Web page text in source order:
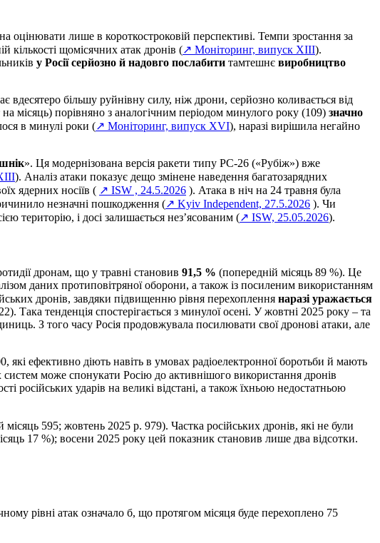
оцінювати лише в короткостроковій перспективі. Темпи зростання за
кількості щомісячних атак дронів (↗ Моніторинг, випуск XIII).
у Росії серйозно й надовго послабити тамтешнє виробництво
вдесятеро більшу руйнівну силу, ніж дрони, серйозно коливається від
місяць) порівняно з аналогічним періодом минулого року (109) значно
в минулі роки (↗ Моніторинг, випуск XVI), наразі вирішила негайно
». Ця модернізована версія ракети типу РС-26 («Рубіж») вже
). Аналіз атаки показує дещо змінене наведення багатозарядних
ядерних носіїв ( ↗ ISW , 24.5.2026 ). Атака в ніч на 24 травня була
незначні пошкодження (↗ Kyiv Independent, 27.5.2026 ). Чи
територію, і досі залишається нез’ясованим (↗ ISW, 25.05.2026).
дронам, що у травні становив 91,5 % (попередній місяць 89 %). Це
даних протиповітряної оборони, а також із посиленим використанням
дронів, завдяки підвищенню рівня перехоплення наразі уражається
Така тенденція спостерігається з минулої осені. У жовтні 2025 року – та
З того часу Росія продовжувала посилювати свої дронові атаки, але
які ефективно діють навіть в умовах радіоелектронної боротьби й мають
систем може спонукати Росію до активнішого використання дронів
ударів на великі відстані, а також їхньою недостатньою
595; жовтень 2025 р. 979). Частка російських дронів, які не були
17 %); восени 2025 року цей показник становив лише два відсотки.
рівні атак означало б, що протягом місяця буде перехоплено 75